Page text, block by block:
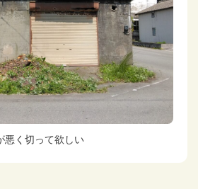
悪く切って欲しい